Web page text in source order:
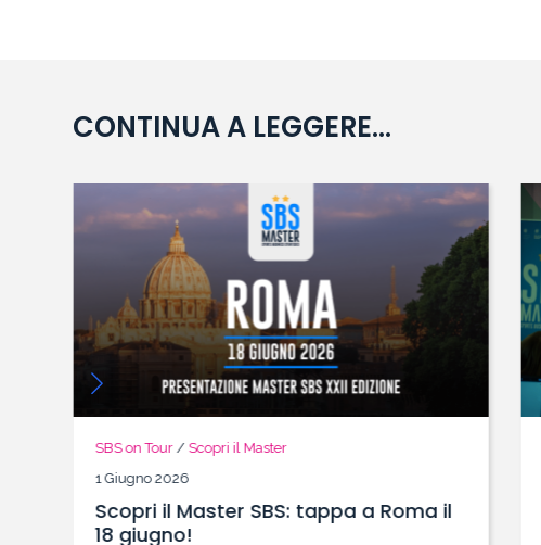
CONTINUA A LEGGERE...
SBS on Tour/ Scopri il Master
1 Giugno 2026
Scopri il Master SBS: tappa a Roma il
18 giugno!